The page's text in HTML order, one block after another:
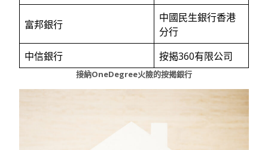
富邦銀行
中國民生銀行香港
分行
中信銀行
按揭360有限公司
接納OneDegree火險的按揭銀行